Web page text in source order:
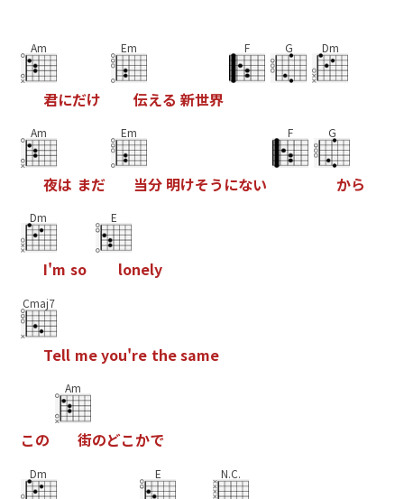
Am
君にだけ
Em
伝える 新世界
F G Dm
Am
夜は まだ
Em
当分 明けそう にない
F G
から
Dm
I'm so
E
lonely
Cmaj7
Tell meyou're thesame
この
Am
街のどこかで
Dm E N.C.